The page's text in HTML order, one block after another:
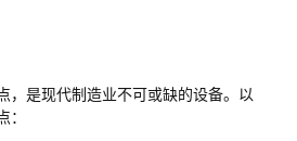
，是现代制造业不可或缺的设备。以
：